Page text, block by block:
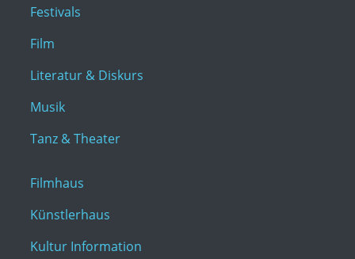
Festivals
Film
Literatur & Diskurs
Musik
Tanz & Theater
Filmhaus
Künstlerhaus
Kultur Information